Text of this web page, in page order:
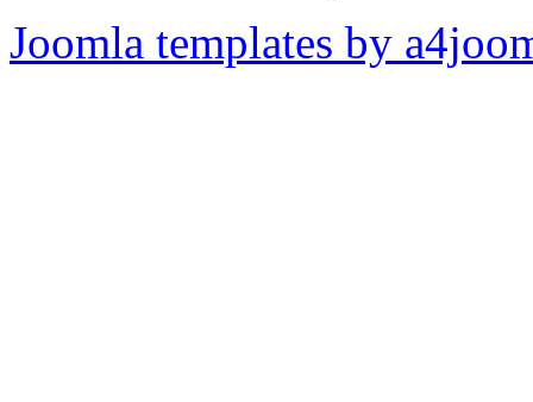
Joomla templates by